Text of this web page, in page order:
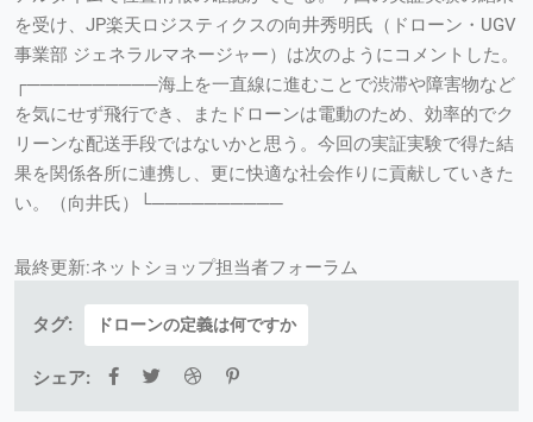
を受け、JP楽天ロジスティクスの向井秀明氏（ドローン・UGV
事業部 ジェネラルマネージャー）は次のようにコメントした。
┌──────────海上を一直線に進むことで渋滞や障害物など
を気にせず飛行でき、またドローンは電動のため、効率的でク
リーンな配送手段ではないかと思う。今回の実証実験で得た結
果を関係各所に連携し、更に快適な社会作りに貢献していきた
い。（向井氏）└──────────
最終更新:ネットショップ担当者フォーラム
タグ: ドローンの定義は何ですか
シェア: